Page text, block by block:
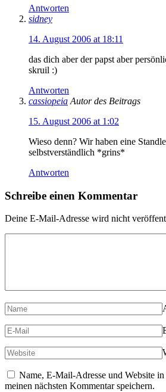
Antworten
sidney
14. August 2006 at 18:11
das dich aber der papst aber
skruil :)
Antworten
cassiopeia Autor des Beitrags
15. August 2006 at 1:02
Wieso denn? Wir haben eine
selbstverständlich *grins*
Antworten
Schreibe einen Kommentar
Deine E-Mail-Adresse wird nicht
Name, E-Mail-Adresse und Website
meinen nächsten Kommentar speichern.